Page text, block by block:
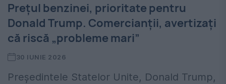
Prețul benzinei, prioritate pentru
Donald Trump. Comercianții, avertizați
că riscă „probleme mari”
30 IUNIE 2026
Președintele Statelor Unite, Donald Trump,